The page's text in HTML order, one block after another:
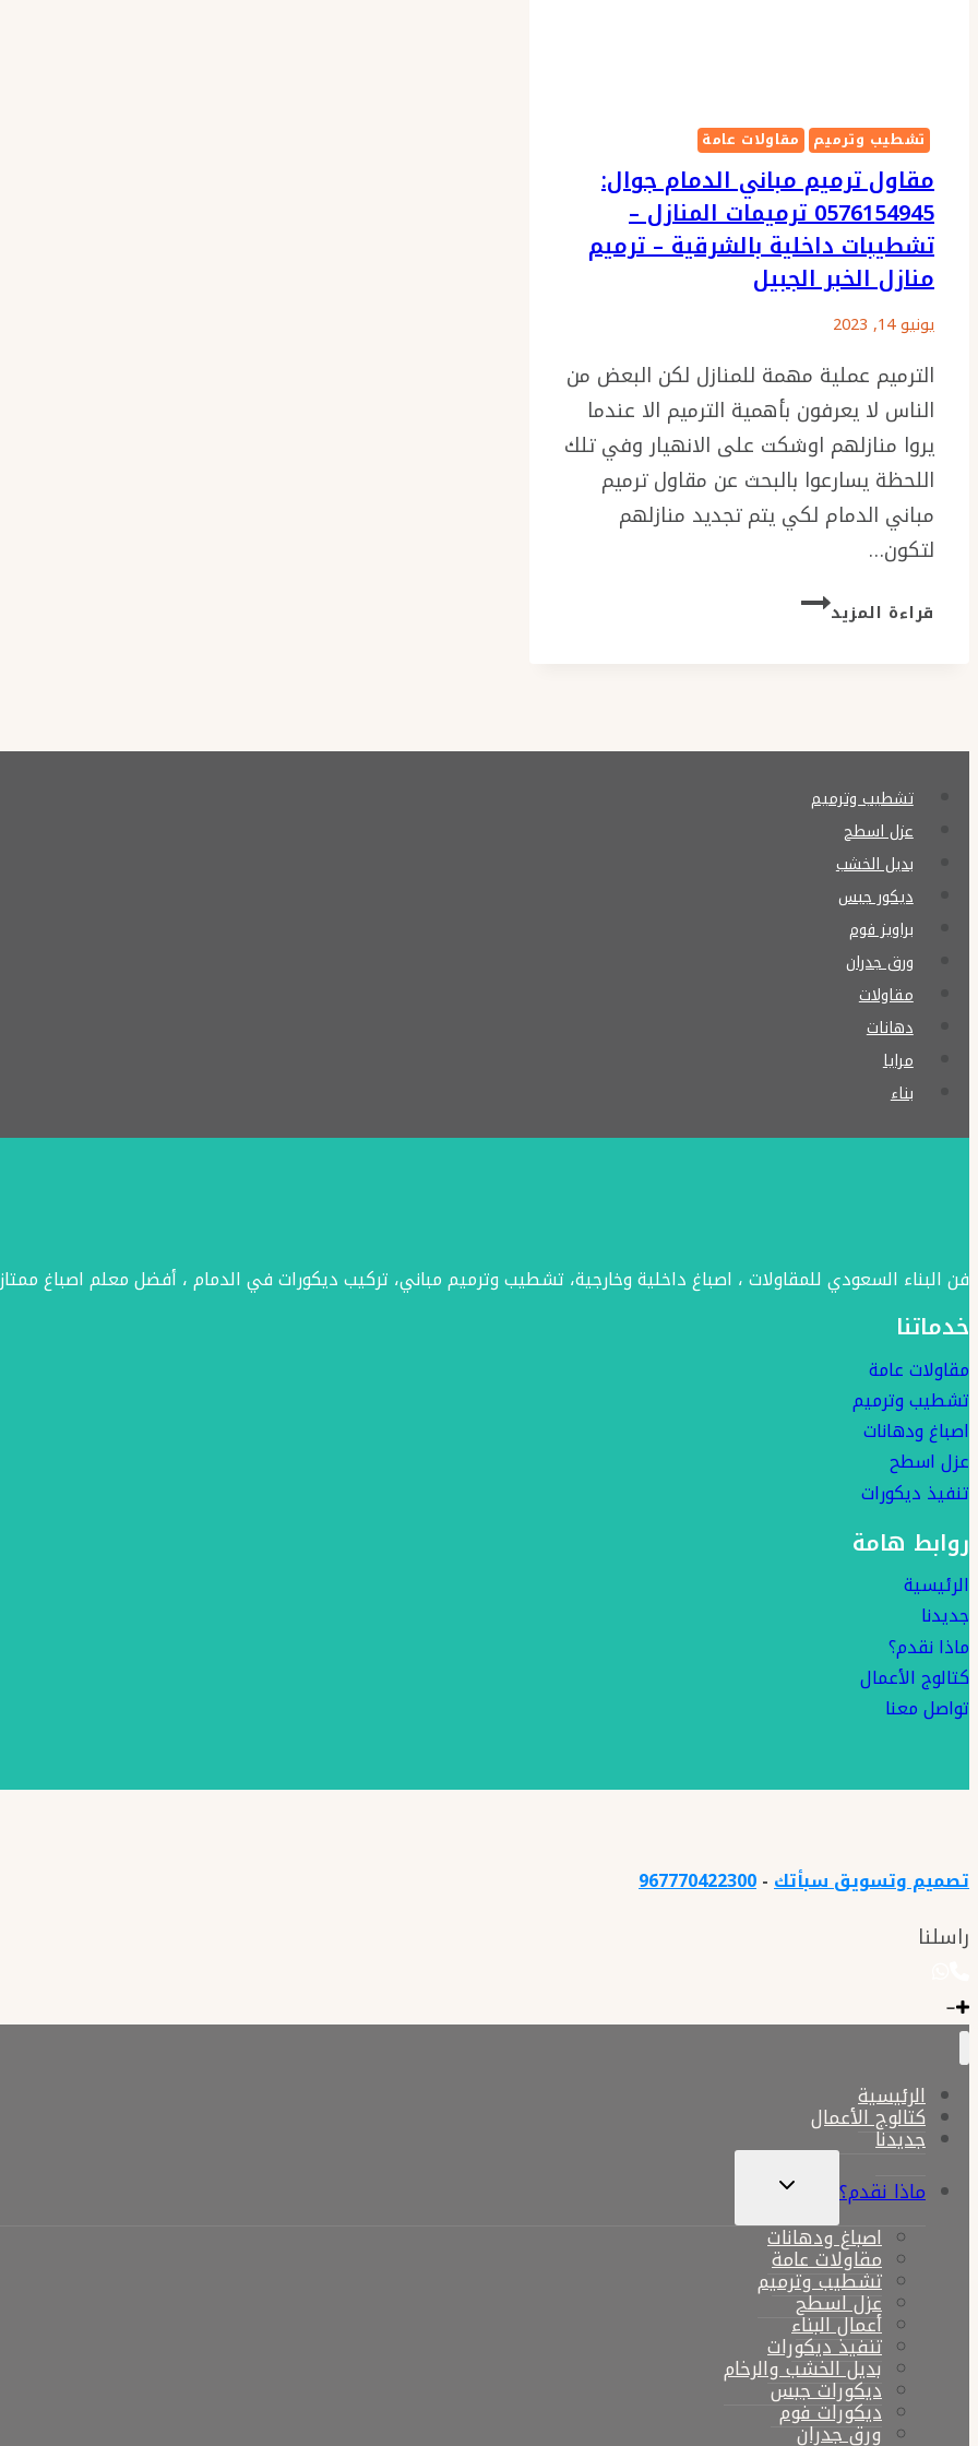
تشطيب وترميم مقاولات عامة
مقاول ترميم مباني الدمام جوال:
0576154945 ترميمات المنازل –
تشطيبات داخلية بالشرقية – ترميم
منازل الخبر الجبيل
يونيو 14, 2023
الترميم عملية مهمة للمنازل لكن البعض من
الناس لا يعرفون بأهمية الترميم الا عندما
يروا منازلهم اوشكت على الانهيار وفي تلك
اللحظة يسارعوا بالبحث عن مقاول ترميم
مباني الدمام لكي يتم تجديد منازلهم
لتكون…
قراءة المزيدمقاول
ترميم
المنازلتشطيب وترميم
عزل اسطح
بديل الخشب
ديكور جبس
براويز فوم
ورق جدران
مقاولات
دهانات
مرايا
بناء
فن البناء السعودي للمقاولات ، اصباغ داخلية وخارجية، تشطيب وترميم مباني، تركيب ديكورات في الدمام ، أفضل معلم اصباغ
خدماتنا
مقاولات عامة
تشطيب وترميم
اصباغ ودهانات
عزل اسطح
تنفيذ ديكورات
روابط هامة
الرئيسية
جديدنا
ماذا نقدم؟
كتالوج الأعمال
تواصل معنا
تصميم وتسويق سبأتك-
967770422300
راسلنا
الرئيسية
كتالوج الأعمال
جديدنا
ماذا نقدم؟
تبديل
الفرعيةاصباغ ودهانات
مقاولات عامة
تشطيب وترميم
عزل اسطح
أعمال البناء
تنفيذ ديكورات
بديل الخشب والرخام
ديكورات جبس
ديكورات فوم
ورق جدران